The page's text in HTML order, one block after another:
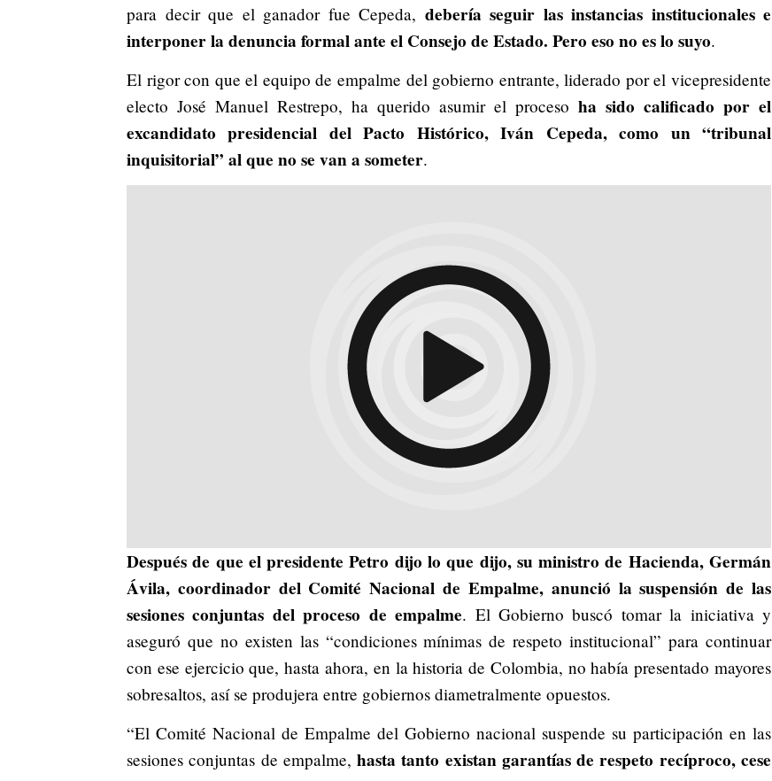
para decir que el ganador fue Cepeda, debería seguir las instancias institucionales e
interponer la denuncia formal ante el Consejo de Estado. Pero eso no es lo suyo.
El rigor con que el equipo de empalme del gobierno entrante, liderado por el vicepresidente
electo José Manuel Restrepo, ha querido asumir el proceso ha sido calificado por el
excandidato presidencial del Pacto Histórico, Iván Cepeda, como un “tribunal
inquisitorial” al que no se van a someter.
Después de que el presidente Petro dijo lo que dijo, su ministro de Hacienda, Germán
Ávila, coordinador del Comité Nacional de Empalme, anunció la suspensión de las
sesiones conjuntas del proceso de empalme. El Gobierno buscó tomar la iniciativa y
aseguró que no existen las “condiciones mínimas de respeto institucional” para continuar
con ese ejercicio que, hasta ahora, en la historia de Colombia, no había presentado mayores
sobresaltos, así se produjera entre gobiernos diametralmente opuestos.
“El Comité Nacional de Empalme del Gobierno nacional suspende su participación en las
sesiones conjuntas de empalme,hasta tanto existan garantías de respeto recíproco, cese